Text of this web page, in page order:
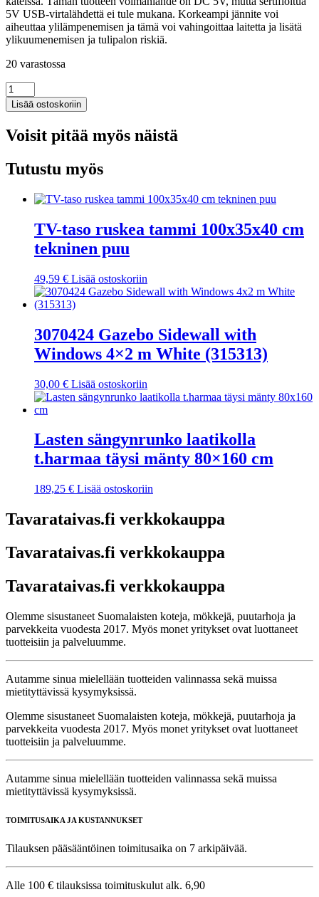
5V USB-virtalähdettä ei tule mukana. Korkeampi jännite voi
aiheuttaa ylilämpenemisen ja tämä voi vahingoittaa laitetta ja lisätä
ylikuumenemisen ja tulipalon riskiä.
20 varastossa
Peilipöytä
LED-
valoilla
130x50x132,5
määrä
Lisää ostoskoriin
Voisit pitää myös näistä
Tutustu myös
TV-taso ruskea tammi 100x35x40 cm
tekninen puu
49,59 € Lisää ostoskoriin
3070424 Gazebo Sidewall with
Windows 4×2 m White (315313)
30,00 € Lisää ostoskoriin
Lasten sängynrunko laatikolla
t.harmaa täysi mänty 80×160 cm
189,25 € Lisää ostoskoriin
Tavarataivas.fi verkkokauppa
Tavarataivas.fi verkkokauppa
Tavarataivas.fi verkkokauppa
Olemme sisustaneet Suomalaisten koteja, mökkejä, puutarhoja ja
parvekkeita vuodesta 2017. Myös monet yritykset ovat luottaneet
tuotteisiin ja palveluumme.
Autamme sinua mielellään tuotteiden valinnassa sekä muissa
mietityttävissä kysymyksissä.
Olemme sisustaneet Suomalaisten koteja, mökkejä, puutarhoja ja
parvekkeita vuodesta 2017. Myös monet yritykset ovat luottaneet
tuotteisiin ja palveluumme.
Autamme sinua mielellään tuotteiden valinnassa sekä muissa
mietityttävissä kysymyksissä.
TOIMITUSAIKA JA KUSTANNUKSET
Tilauksen pääsääntöinen toimitusaika on 7 arkipäivää.
Alle 100 € tilauksissa toimituskulut alk. 6,90